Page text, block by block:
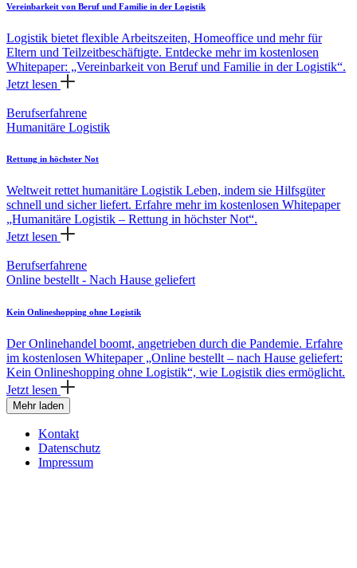
Vereinbarkeit von Beruf und Familie in der Logistik
Logistik bietet flexible Arbeitszeiten, Homeoffice und mehr für
Eltern und Teilzeitbeschäftigte. Entdecke mehr im kostenlosen
Whitepaper: „Vereinbarkeit von Beruf und Familie in der Logistik“.
Jetzt lesen
Berufserfahrene
Humanitäre Logistik
Rettung in höchster Not
Weltweit rettet humanitäre Logistik Leben, indem sie Hilfsgüter
schnell und sicher liefert. Erfahre mehr im kostenlosen Whitepaper
„Humanitäre Logistik – Rettung in höchster Not“.
Jetzt lesen
Berufserfahrene
Online bestellt - Nach Hause geliefert
Kein Onlineshopping ohne Logistik
Der Onlinehandel boomt, angetrieben durch die Pandemie. Erfahre
im kostenlosen Whitepaper „Online bestellt – nach Hause geliefert:
Kein Onlineshopping ohne Logistik“, wie Logistik dies ermöglicht.
Jetzt lesen
Mehr laden
Kontakt
Datenschutz
Impressum